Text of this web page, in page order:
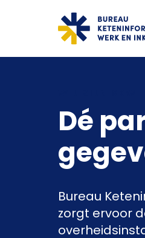
"ga naar
Dé
Bureau
zorgt ervoor